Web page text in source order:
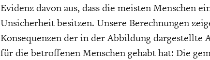
Evidenz davon aus, dass die meisten Menschen
Unsicherheit besitzen. Unsere Berechnungen
Konsequenzen der in der Abbildung dargestellte
für die betroffenen Menschen gehabt hat: Die